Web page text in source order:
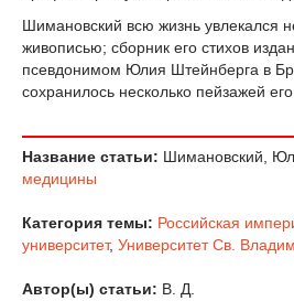
Шимановский всю жизнь увлекался
живописью; сборник его стихов
псевдонимом Юлия Штейнберга в
сохранилось несколько пейзажей его
Название статьи: Шимановский,
медицины
Категория темы: Российская
университет, Университет Св.
Автор(ы) статьи: В. Д.